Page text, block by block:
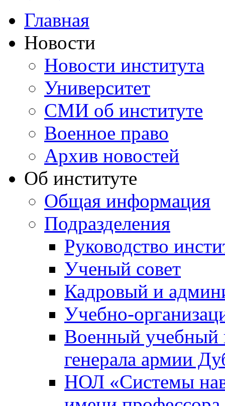
Главная
Новости
Новости института
Университет
СМИ об институте
Военное право
Архив новостей
Об институте
Общая информация
Подразделения
Руководство
Ученый совет
Кадровый и
Учебно-
Военный учебный
генерала армии
НОЛ «Системы